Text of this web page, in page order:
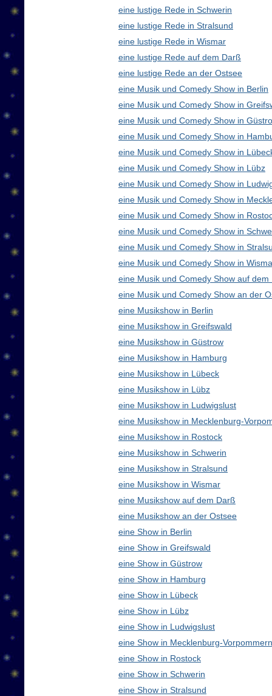
eine lustige Rede in Schwerin
eine lustige Rede in Stralsund
eine lustige Rede in Wismar
eine lustige Rede auf dem Darß
eine lustige Rede an der Ostsee
eine Musik und Comedy Show in Berlin
eine Musik und Comedy Show in
eine Musik und Comedy Show in
eine Musik und Comedy Show in
eine Musik und Comedy Show in
eine Musik und Comedy Show in Lübz
eine Musik und Comedy Show in
eine Musik und Comedy Show in
eine Musik und Comedy Show in
eine Musik und Comedy Show in
eine Musik und Comedy Show in
eine Musik und Comedy Show in
eine Musik und Comedy Show auf dem
eine Musik und Comedy Show an der
eine Musikshow in Berlin
eine Musikshow in Greifswald
eine Musikshow in Güstrow
eine Musikshow in Hamburg
eine Musikshow in Lübeck
eine Musikshow in Lübz
eine Musikshow in Ludwigslust
eine Musikshow in Mecklenburg-
eine Musikshow in Rostock
eine Musikshow in Schwerin
eine Musikshow in Stralsund
eine Musikshow in Wismar
eine Musikshow auf dem Darß
eine Musikshow an der Ostsee
eine Show in Berlin
eine Show in Greifswald
eine Show in Güstrow
eine Show in Hamburg
eine Show in Lübeck
eine Show in Lübz
eine Show in Ludwigslust
eine Show in Mecklenburg-
eine Show in Rostock
eine Show in Schwerin
eine Show in Stralsund